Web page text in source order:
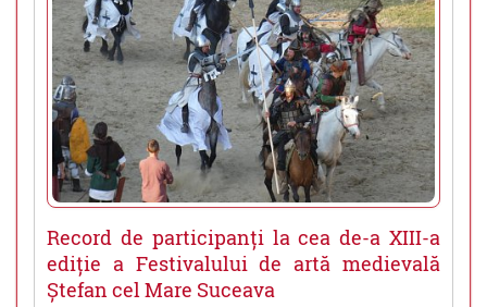
Record de participanți la cea de-a XIII-a
ediție a Festivalului de artă medievală
Ștefan cel Mare Suceava